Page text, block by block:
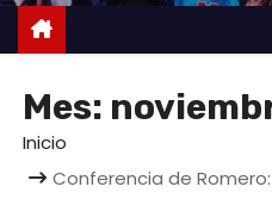
d
Mes:
Inicio
Conferencia de